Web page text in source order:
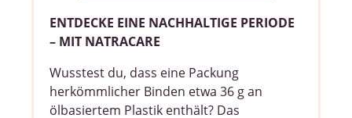
ENTDECKE EINE NACHHALTIGE PERIODE
– MIT NATRACARE
Wusstest du, dass eine Packung
herkömmlicher Binden etwa 36 g an
ölbasiertem Plastik enthält? Das